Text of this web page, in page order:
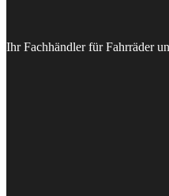
Ihr Fachhändler für Fahrräder